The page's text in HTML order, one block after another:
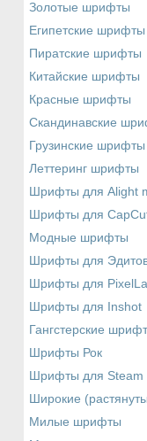
Золотые шрифты
Египетские шрифты
Пиратские шрифты
Китайские шрифты
Красные шрифты
Скандинавские
Грузинские шрифты
Леттеринг шрифты
Шрифты для Alight
Шрифты для
Модные шрифты
Шрифты для
Шрифты для
Шрифты для Inshot
Гангстерские
Шрифты Рок
Шрифты для Steam
Широкие
Милые шрифты